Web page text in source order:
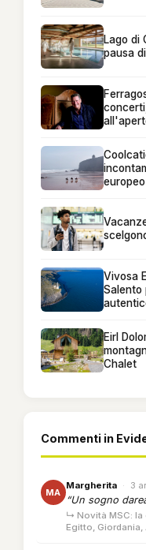
Lago di
pausa
europeo
Vivosa
Salento
Eirl
Chalet
Commenti in
MA
Margherita · 3
“Un sogno
↳ Novità MSC: la
Egitto, Giordania,